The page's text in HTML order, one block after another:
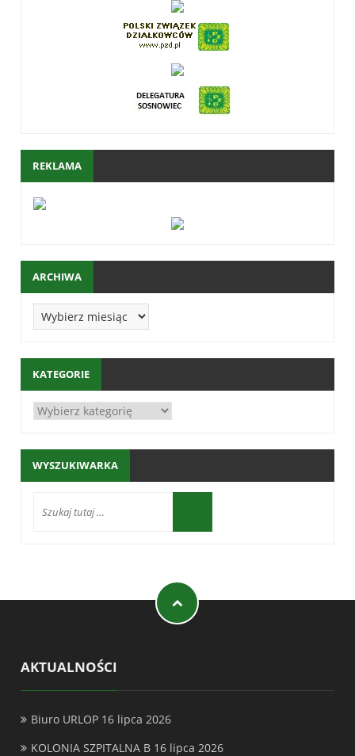
REKLAMA
ARCHIWA
KATEGORIE
WYSZUKIWARKA
AKTUALNOŚCI
Biuro URLOP 16 lipca 2026
KOLONIA SZPITALNA B 16 lipca 2026